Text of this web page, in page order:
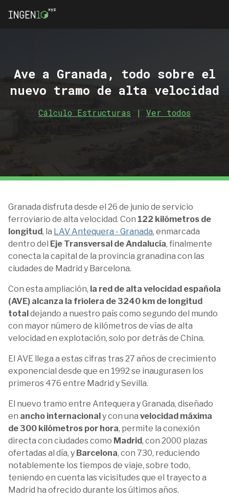
Ave a Granada, todo sobre el
nuevo tramo de alta velocidad
Cálculo Estructuras | Ver todos
Granada disfruta desde el 26 de junio de servicio
ferroviario de alta velocidad. Con 122 kilómetros de
longitud, la LAV Antequera - Granada, enmarcada
dentro del Eje Transversal de Andalucía, finalmente
conecta la capital de la provincia granadina con las
ciudades de Madrid y Barcelona.
Con esta ampliación, la red de alta velocidad española
(AVE) alcanza la friolera de 3240 km de longitud
totaldejando a nuestro país como segundo del mundo
con mayor número de kilómetros de vías de alta
velocidad en explotación, solo por detrás de China.
El AVE llega a estas cifras tras 27 años de crecimiento
exponencial desde que en 1992 se inaugurasen los
primeros 476 entre Madrid y Sevilla.
El nuevo tramo entre Antequera y Granada, diseñado
en ancho internacionaly con una velocidad máxima
de 300 kilómetros por hora, permite la conexión
directa con ciudades como Madrid, con 2000 plazas
ofertadas al día, y Barcelona, con 730, reduciendo
notablemente los tiempos de viaje, sobre todo,
teniendo en cuenta las vicisitudes que el trayecto a
Madrid ha ofrecido durante los últimos años.